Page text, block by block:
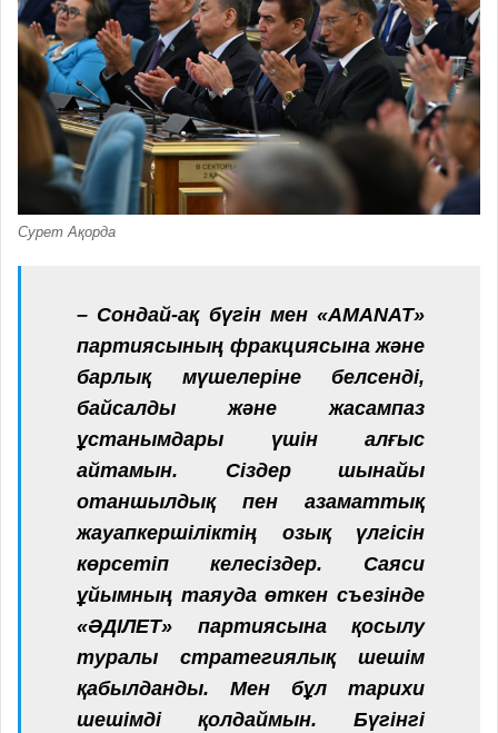
Сурет Ақорда
– Сондай-ақ бүгін мен «AMANAT»
партиясының фракциясына және
барлық мүшелеріне белсенді,
байсалды және жасампаз
ұстанымдары үшін алғыс
айтамын. Сіздер шынайы
отаншылдық пен азаматтық
жауапкершіліктің озық үлгісін
көрсетіп келесіздер. Саяси
ұйымның таяуда өткен съезінде
«ӘДІЛЕТ» партиясына қосылу
туралы стратегиялық шешім
қабылданды. Мен бұл тарихи
шешімді қолдаймын. Бүгінгі